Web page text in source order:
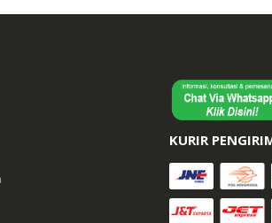
KURIR